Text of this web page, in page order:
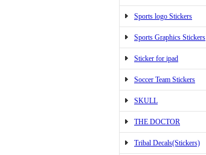
Sports logo Stickers
Sports Graphics Stickers
Sticker for ipad
Soccer Team Stickers
SKULL
THE DOCTOR
Tribal Decals(Stickers)